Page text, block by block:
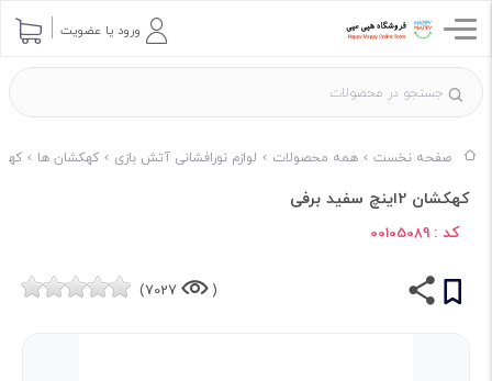
ورود یا عضویت
صفحه نخست همه محصولات لوازم نورافشانی آتش بازی کهکشان ها
کهکشان 2اینچ سفید برفی
کد : 00105089
(
7027)